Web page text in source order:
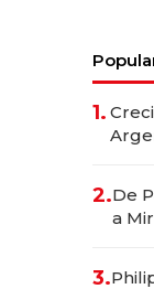
1.
las
2.De
a
3.